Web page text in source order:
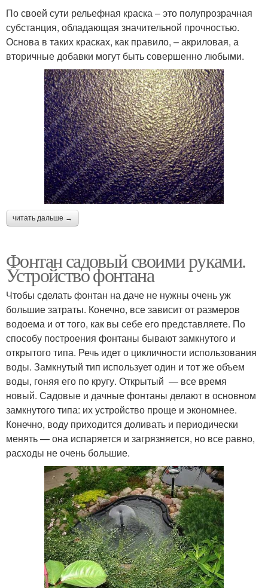
По своей сути рельефная краска – это полупрозрачная
субстанция, обладающая значительной прочностью.
Основа в таких красках, как правило, – акриловая, а
вторичные добавки могут быть совершенно любыми.
читать дальше →
Фонтан садовый своими руками.
Устройство фонтана
Чтобы сделать фонтан на даче не нужны очень уж
большие затраты. Конечно, все зависит от размеров
водоема и от того, как вы себе его представляете. По
способу построения фонтаны бывают замкнутого и
открытого типа. Речь идет о цикличности использования
воды. Замкнутый тип использует один и тот же объем
воды, гоняя его по кругу. Открытый — все время
новый. Садовые и дачные фонтаны делают в основном
замкнутого типа: их устройство проще и экономнее.
Конечно, воду приходится доливать и периодически
менять — она испаряется и загрязняется, но все равно,
расходы не очень большие.